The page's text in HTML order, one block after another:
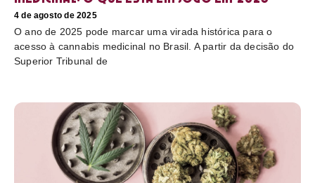
4 de agosto de 2025
O ano de 2025 pode marcar uma virada histórica para o
acesso à cannabis medicinal no Brasil. A partir da decisão do
Superior Tribunal de